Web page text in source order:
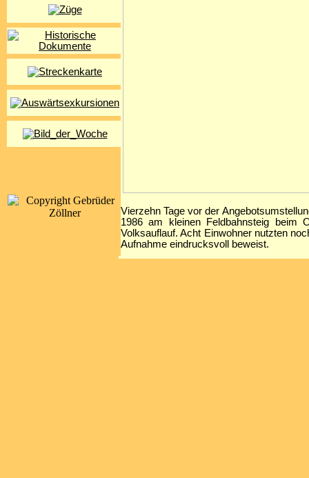
Vierzehn Tage vor der
1986 am kleinen Feldbahnsteig beim
Volksauflauf. Acht Einwohner nutzten
Aufnahme eindrucksvoll beweist.